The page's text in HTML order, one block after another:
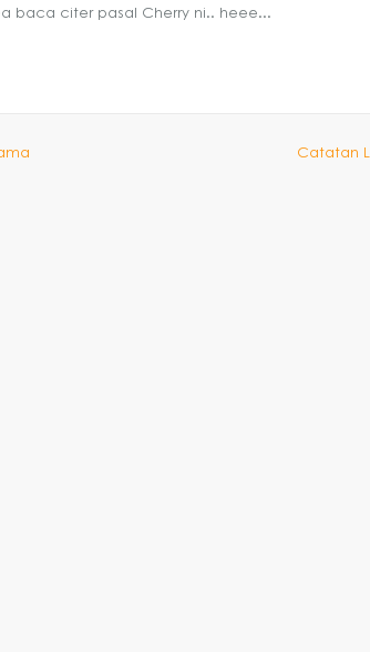
baca citer pasal Cherry ni.. heee...
Catatan